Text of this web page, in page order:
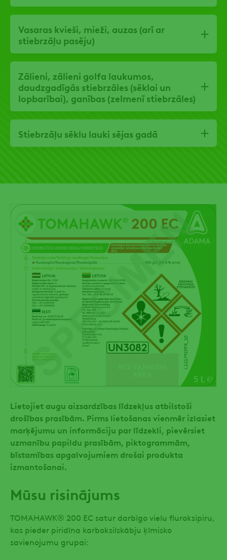
Lietojiet augu aizsardzības līdzekļus atbilstoši
drošības prasībām. Pirms lietošanas vienmēr izlasiet
marķējumu un informāciju par līdzekli, pievērsiet
uzmanību papildu prasībām, piktogrammām,
bīstamības apgalvojumiem drošai produkta
izmantošanai.
Mūsu risinājums
TOMAHAWK® 200 EC satur darbīgo vielu fluroksipiru,
kas pieder piridīna karboksilskābju ķīmisko
savienojumu grupai:
Vasaras kvieši, mieži, auzas (arī ar
stiebrzāļu pasēju)
Zālieni, zālieni golfa laukumos,
daudzgadīgās stiebrzāles (sēklai un
lopbarībai), ganības (zelmenī stiebrzāles)
Stiebrzāļu sēklu lauki sējas gadā